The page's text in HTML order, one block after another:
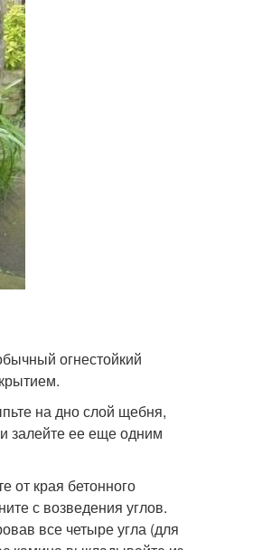
огнестойкий
на дно слой щебня,
залейте ее еще одним
от края бетонного
с возведения углов.
все четыре угла (для